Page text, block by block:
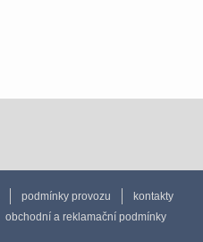
podmínky provozu
kontakty
obchodní a reklamační podmínky